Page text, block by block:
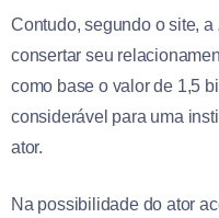
Contudo, segundo o site, a
consertar seu
como base o valor de 1,5
considerável para uma
ator.
Na possibilidade do ator